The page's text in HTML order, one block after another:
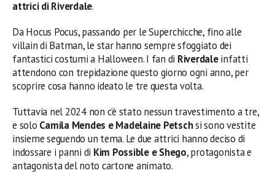
attrici di Riverdale.
Da Hocus Pocus, passando per le Superchicche, fino alle
villain di Batman, le star hanno sempre sfoggiato dei
fantastici costumi a Halloween. I fan di Riverdaleinfatti
attendono con trepidazione questo giorno ogni anno, per
scoprire cosa hanno ideato le tre questa volta.
Tuttavia nel 2024 non c’è stato nessun travestimento a tre,
e solo Camila Mendes e Madelaine Petschsi sono vestite
insieme seguendo un tema. Le due attrici hanno deciso di
indossare i panni di Kim Possible e Shego, protagonista e
antagonista del noto cartone animato.